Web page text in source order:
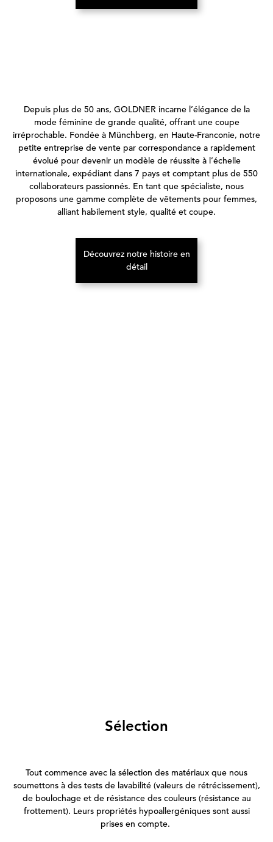
Depuis plus de 50 ans, GOLDNER incarne l’élégance de la
mode féminine de grande qualité, offrant une coupe
irréprochable. Fondée à Münchberg, en Haute-Franconie, notre
petite entreprise de vente par correspondance a rapidement
évolué pour devenir un modèle de réussite à l’échelle
internationale, expédiant dans 7 pays et comptant plus de 550
collaborateurs passionnés. En tant que spécialiste, nous
proposons une gamme complète de vêtements pour femmes,
alliant habilement style, qualité et coupe.
Découvrez notre histoire en
détail(S’ouvre dans un nouvel onglet)
Sélection
Tout commence avec la sélection des matériaux que nous
soumettons à des tests de lavabilité (valeurs de rétrécissement),
de boulochage et de résistance des couleurs (résistance au
frottement). Leurs propriétés hypoallergéniques sont aussi
prises en compte.